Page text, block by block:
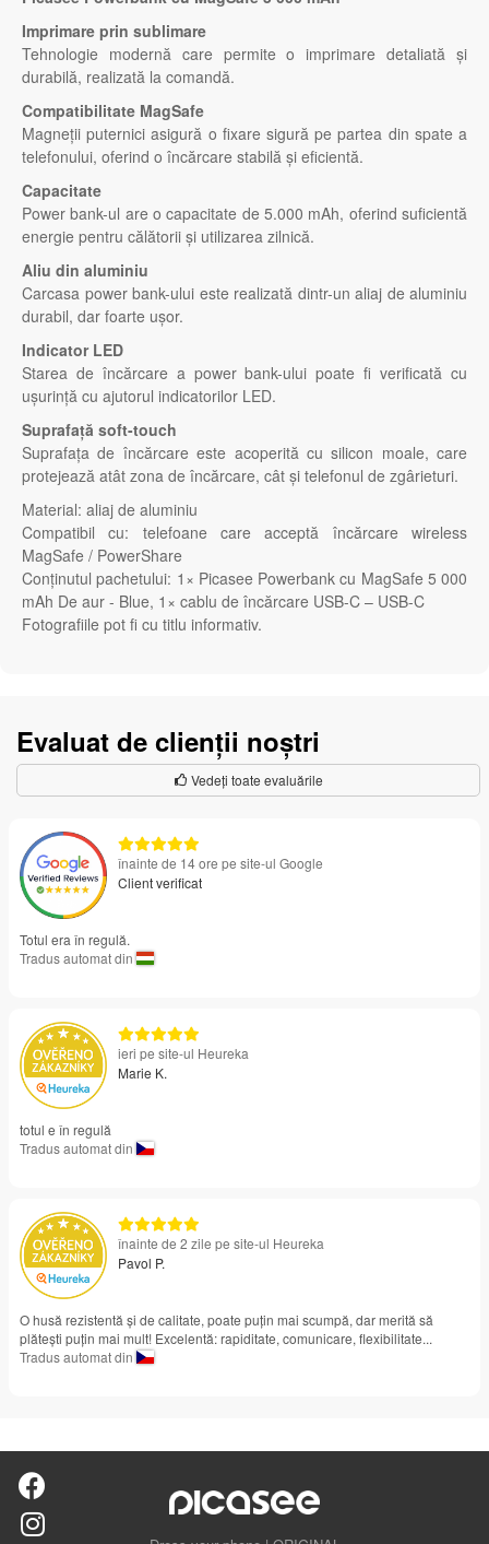
Imprimare prin sublimare
Tehnologie modernă care permite o imprimare detaliată și
durabilă, realizată la comandă.
Compatibilitate MagSafe
Magneții puternici asigură o fixare sigură pe partea din spate a
telefonului, oferind o încărcare stabilă și eficientă.
Capacitate
Power bank-ul are o capacitate de 5.000 mAh, oferind suficientă
energie pentru călătorii și utilizarea zilnică.
Aliu din aluminiu
Carcasa power bank-ului este realizată dintr-un aliaj de aluminiu
durabil, dar foarte ușor.
Indicator LED
Starea de încărcare a power bank-ului poate fi verificată cu
ușurință cu ajutorul indicatorilor LED.
Suprafață soft-touch
Suprafața de încărcare este acoperită cu silicon moale, care
protejează atât zona de încărcare, cât și telefonul de zgârieturi.
Material: aliaj de aluminiu
Compatibil cu: telefoane care acceptă încărcare wireless
MagSafe / PowerShare
Conținutul pachetului: 1× Picasee Powerbank cu MagSafe 5 000
mAh De aur - Blue, 1× cablu de încărcare USB-C – USB-C
Fotografiile pot fi cu titlu informativ.
Evaluat de clienții noștri
Vedeți toate evaluările
înainte de 14 ore pe site-ul Google
Client verificat
Totul era în regulă.
Tradus automat din
ieri pe site-ul Heureka
Marie K.
totul e în regulă
Tradus automat din
înainte de 2 zile pe site-ul Heureka
Pavol P.
O husă rezistentă și de calitate, poate puțin mai scumpă, dar merită să
plătești puțin mai mult! Excelentă: rapiditate, comunicare, flexibilitate...
Tradus automat din